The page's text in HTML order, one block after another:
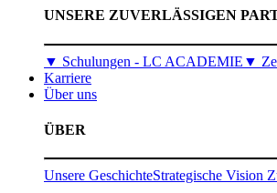
UNSERE ZUVERLÄSSIGEN
▼ Schulungen - LC ACADEMIE ▼
Karriere
Über uns
ÜBER
Unsere GeschichteStrategische Vision